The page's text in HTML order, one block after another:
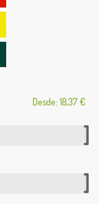
Desde: 18,37 €